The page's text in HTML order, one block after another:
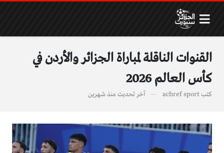
القنوات الناقلة لمباراة الجزائر والأردن في
كأس العالم 2026
كتبachref sport آخر تحديث منذ شهرين